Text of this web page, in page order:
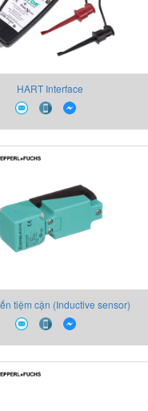
HART Interface
tiệm cận (Inductive sensor)